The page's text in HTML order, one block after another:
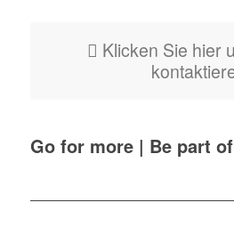
Klicken Sie hier
Go for more | Be part